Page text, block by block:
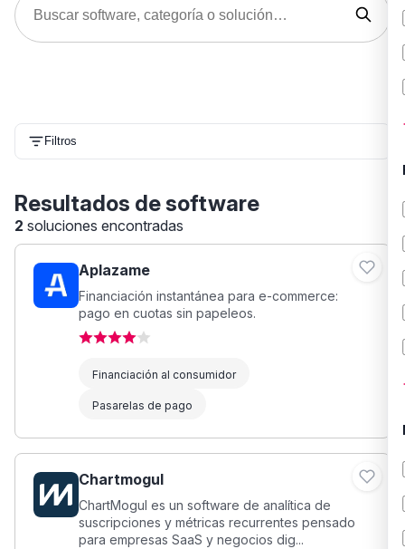
Filtros
Resultados de software
2 soluciones encontradas
Aplazame
Financiación instantánea para e-commerce:
pago en cuotas sin papeleos.
Financiación al consumidor
Pasarelas de pago
Chartmogul
ChartMogul es un software de analítica de
suscripciones y métricas recurrentes pensado
para empresas SaaS y negocios dig...